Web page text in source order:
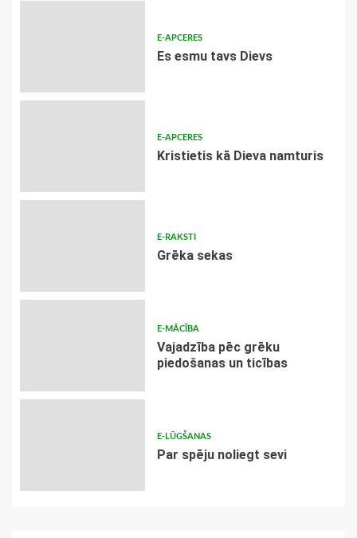
E-APCERES
Es esmu tavs Dievs
E-APCERES
Kristietis kā Dieva namturis
E-RAKSTI
Grēka sekas
E-MĀCĪBA
Vajadzība pēc grēku
piedošanas un ticības
E-LŪGŠANAS
Par spēju noliegt sevi